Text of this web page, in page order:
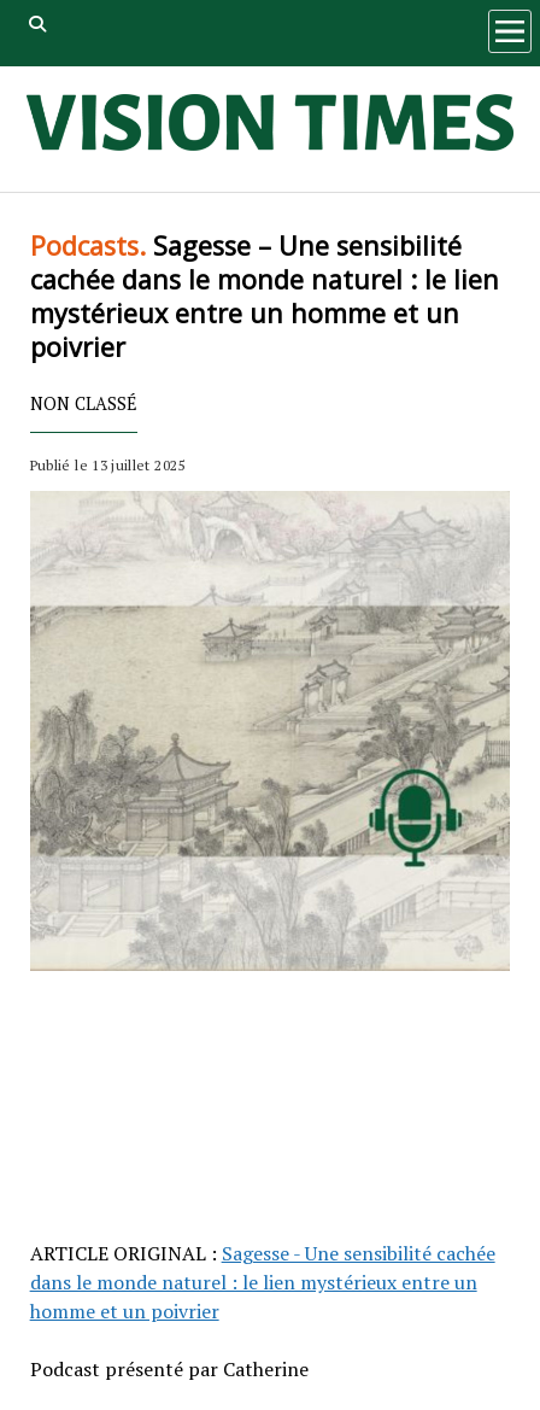
Podcasts.Sagesse – Une sensibilité
cachée dans le monde naturel : le lien
mystérieux entre un homme et un
poivrier
NON CLASSÉ
Publié le 13 juillet 2025
ARTICLE ORIGINAL : Sagesse - Une sensibilité cachée
dans le monde naturel : le lien mystérieux entre un
homme et un poivrier
Podcast présenté par Catherine